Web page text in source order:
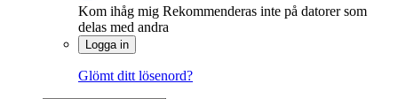
Kom ihåg mig Rekommenderas inte på datorer som
delas med andra
Logga in
Glömt ditt lösenord?